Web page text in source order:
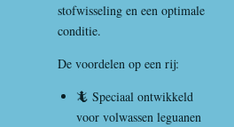
stofwisseling en een optimale
conditie.
De voordelen op een rij:
🦎 Speciaal ontwikkeld
voor volwassen leguanen